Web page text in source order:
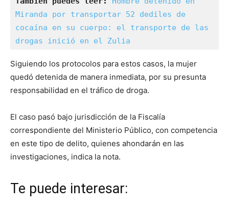
Miranda por transportar 52 dediles de
cocaína en su cuerpo: el transporte de las
drogas inició en el Zulia
Siguiendo los protocolos para estos casos, la mujer
quedó detenida de manera inmediata, por su presunta
responsabilidad en el tráfico de droga.
El caso pasó bajo jurisdicción de la Fiscalía
correspondiente del Ministerio Público, con competencia
en este tipo de delito, quienes ahondarán en las
investigaciones, indica la nota.
Te puede interesar: